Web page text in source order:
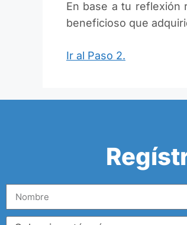
En base a tu reflexión
beneficioso que
Ir al Paso 2.